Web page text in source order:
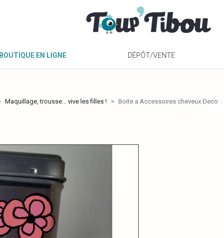
BOUTIQUE EN LIGNE DÉPÔT/VENTE
Maquillage, trousse... vive les filles ! Boite a Accessoires cheveux Deco